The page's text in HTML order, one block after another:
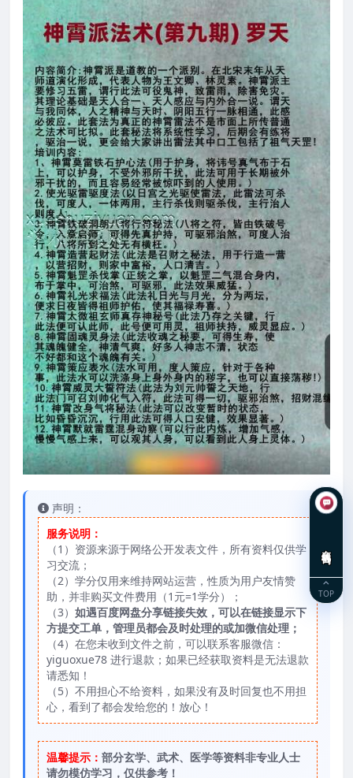
声明：
服务说明：
（1）资源来源于网络公开发表文件，所有资料仅供学
习交流；
（2）学分仅用来维持网站运营，性质为用户友情赞
助，并非购买文件费用（1元=1学分）；
（3） 如遇百度网盘分享链接失效，可以在链接显示下
方提交工单，管理员都会及时处理的或加微信处理；
（4）在您未收到文件之前，可以联系客服微信：
yiguoxue78 进行退款；如果已经获取资料是无法退款
请悉知！
（5）不用担心不给资料，如果没有及时回复也不用担
心，看到了都会发给您的！放心！
温馨提示： 部分玄学、武术、医学等资料非专业人士
请勿模仿学习，仅供参考！
TOP